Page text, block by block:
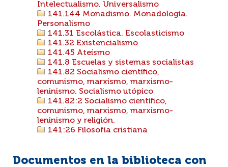
Intelectualismo. Universalismo
141.144 Monadismo. Monadología.
Personalismo
141.31 Escolástica. Escolasticismo
141.32 Existencialismo
141.45 Ateísmo
141.8 Escuelas y sistemas socialistas
141.82 Socialismo científico,
comunismo, marxismo, marxismo-
leninismo. Socialismo utópico
141.82:2 Socialismo científico,
comunismo, marxismo, marxismo-
leninismo y religión.
141:26 Filosofía cristiana
Documentos en la biblioteca con